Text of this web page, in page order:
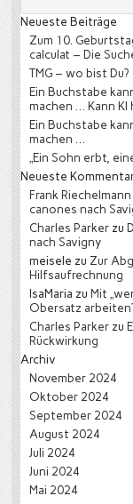
Neueste Beiträge
Zum 10.
calculat – Die
TMG – wo bist Du?
Ein Buchstabe
machen … Kann KI
Ein Buchstabe
machen …
„Ein Sohn erbt,
Neueste
Frank Riechelmann
canones nach
Charles Parker zu
nach Savigny
meisele zu Zur
Hilfsaufrechnung
IsaMaria zu Mit
Obersatz
Charles Parker zu
Rückwirkung
Archiv
November 2024
Oktober 2024
September 2024
August 2024
Juli 2024
Juni 2024
Mai 2024